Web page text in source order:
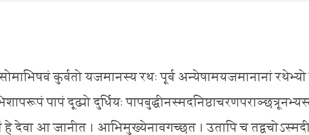
कुर्वतो यजमानस्य रथः पूर्व अन्येषामयजमानानां
पापं दूढ्यो दुर्धियः
हे देवा आ जानीत । आभिमुख्येनावगच्छत । उतापि च